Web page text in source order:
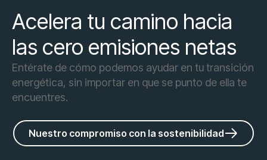
Acelera tu camino hacia
las cero emisiones netas
Entérate de cómo podemos ayudar en tu transición
energética, sin importar en que se punto de ella te
encuentres.
Nuestro compromiso con la sostenibilidad